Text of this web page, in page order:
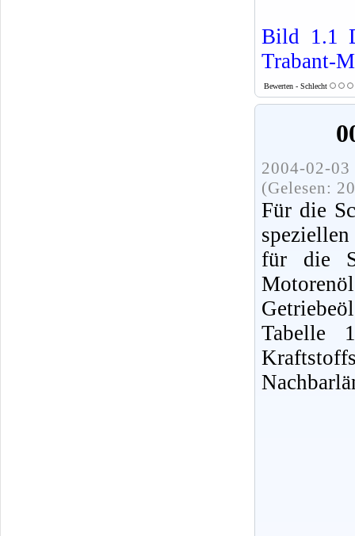
Bild 1.1
Trabant-
Bewerten - Schlecht
2004-02-
(Gelesen:
Für die
für die
Tabelle